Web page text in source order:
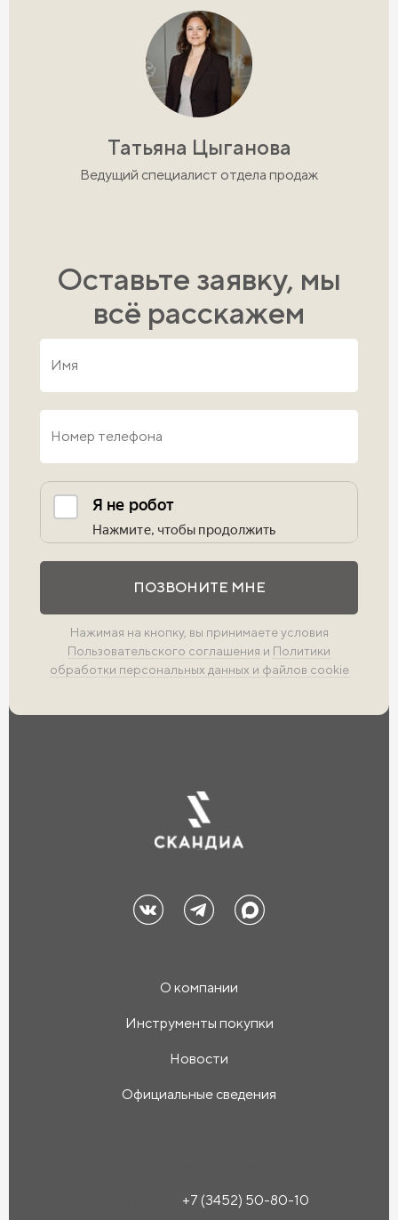
Татьяна Цыганова
Ведущий специалист отдела продаж
Оставьте заявку, мы
всё расскажем
ПОЗВОНИТЕ МНЕ
Нажимая на кнопку, вы принимаете условия
Пользовательского соглашения и Политики
обработки персональных данных и файлов cookie
О компании
Инструменты покупки
Новости
Официальные сведения
+7 (3452) 50-80-10